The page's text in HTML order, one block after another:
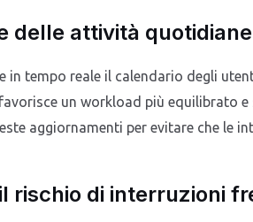
delle attività quotidiane
tempo reale il calendario degli
un workload più equilibrato
aggiornamenti per evitare che le
rischio di interruzioni